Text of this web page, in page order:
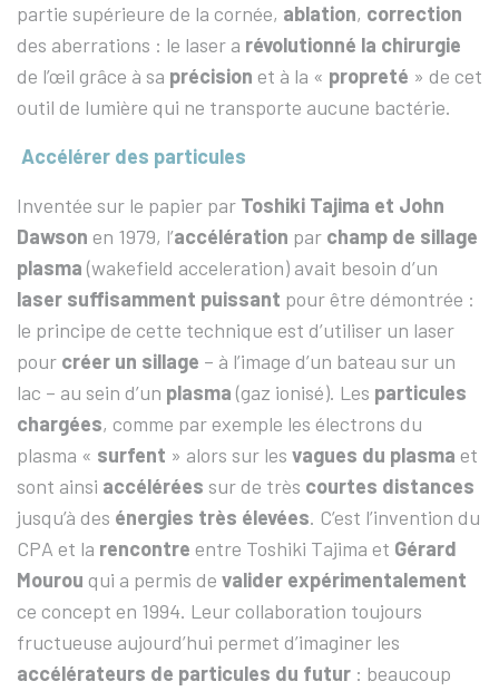
partie supérieure de la cornée, ablation, correction
des aberrations : le laser a révolutionné la chirurgie
de l’œil grâce à sa précision et à la « propreté » de cet
outil de lumière qui ne transporte aucune bactérie.
Accélérer des particules
Inventée sur le papier par Toshiki Tajima et John
Dawson en 1979, l’accélération par champ de sillage
plasma(wakefield acceleration) avait besoin d’un
laser suffisamment puissant pour être démontrée :
le principe de cette technique est d’utiliser un laser
pour créer un sillage – à l’image d’un bateau sur un
lac – au sein d’un plasma(gaz ionisé). Les particules
chargées, comme par exemple les électrons du
plasma « surfent » alors sur les vagues du plasma et
sont ainsi accélérées sur de très courtes distances
jusqu’à des énergies très élevées. C’est l’invention du
CPA et la rencontre entre Toshiki Tajima et Gérard
Mourou qui a permis de valider expérimentalement
ce concept en 1994. Leur collaboration toujours
fructueuse aujourd’hui permet d’imaginer les
accélérateurs de particules du futur : beaucoup